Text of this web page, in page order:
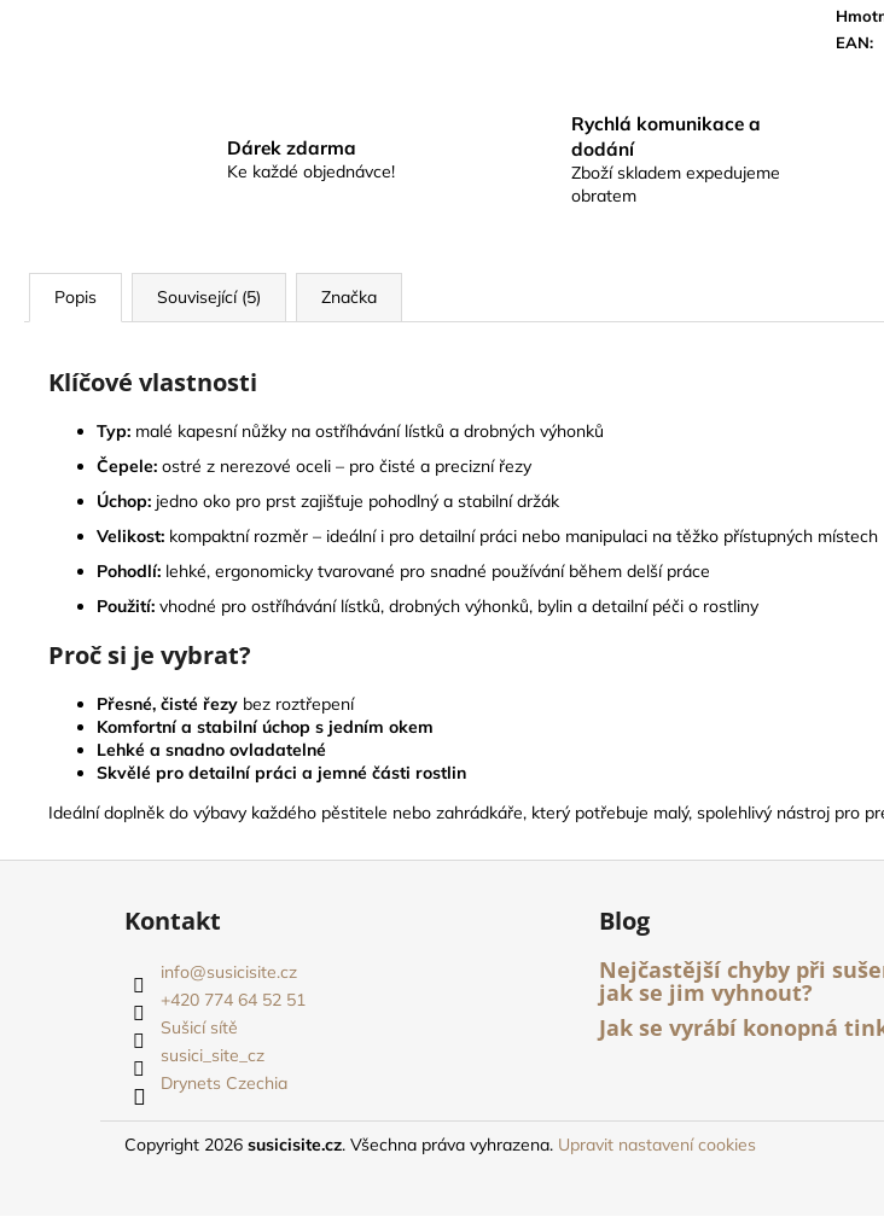
EAN:
Dárek zdarma
Ke každé objednávce!
Rychlá komunikace a
dodání
Zboží skladem expedujeme
obratem
Popis Související (5) Značka
Klíčové vlastnosti
Typ: malé kapesní nůžky na ostříhávání lístků a drobných výhonků
Čepele: ostré z nerezové oceli – pro čisté a precizní řezy
Úchop: jedno oko pro prst zajišťuje pohodlný a stabilní držák
Velikost: kompaktní rozměr – ideální i pro detailní práci nebo manipulaci na těžko přístupných místech
Pohodlí: lehké, ergonomicky tvarované pro snadné používání během delší práce
Použití: vhodné pro ostříhávání lístků, drobných výhonků, bylin a detailní péči o rostliny
Proč si je vybrat?
Přesné, čisté řezy bez roztřepení
Komfortní a stabilní úchop s jedním okem
Lehké a snadno ovladatelné
Skvělé pro detailní práci a jemné části rostlin
Ideální doplněk do výbavy každého pěstitele nebo zahrádkáře, který potřebuje malý, spolehlivý nástroj pro
Z
Kontakt
info@susicisite.cz
+420 774 64 52 51
Sušicí sítě
susici_site_cz
Drynets Czechia
Blog
Nejčastější chyby při
jak se jim vyhnout?
Jak se vyrábí konopná
Copyright 2026 susicisite.cz. Všechna práva vyhrazena. Upravit nastavení cookies